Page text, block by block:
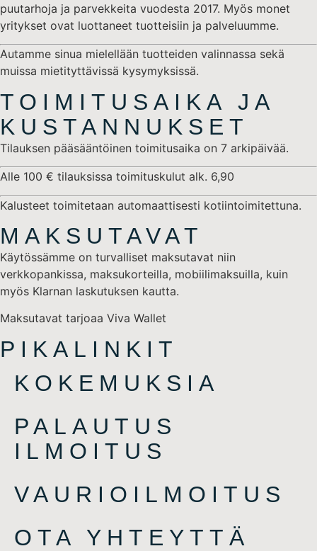
puutarhoja ja parvekkeita vuodesta 2017. Myös monet
yritykset ovat luottaneet tuotteisiin ja palveluumme.
Autamme sinua mielellään tuotteiden valinnassa sekä
muissa mietityttävissä kysymyksissä.
TOIMITUSAIKA JA
KUSTANNUKSET
Tilauksen pääsääntöinen toimitusaika on 7 arkipäivää.
Alle 100 € tilauksissa toimituskulut alk. 6,90
Kalusteet toimitetaan automaattisesti kotiintoimitettuna.
MAKSUTAVAT
Käytössämme on turvalliset maksutavat niin
verkkopankissa, maksukorteilla, mobiilimaksuilla, kuin
myös Klarnan laskutuksen kautta.
Maksutavat tarjoaa Viva Wallet
PIKALINKIT
KOKEMUKSIA
PALAUTUS
ILMOITUS
VAURIOILMOITUS
OTA YHTEYTTÄ